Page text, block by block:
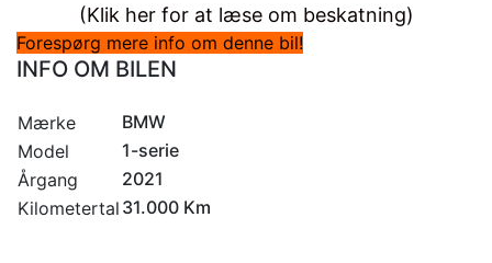
(Klik her for at læse om beskatning)
Forespørg mere info om denne bil!
INFO OM BILEN
Mærke
BMW
Model
1-serie
Årgang
2021
Kilometertal 31.000 Km